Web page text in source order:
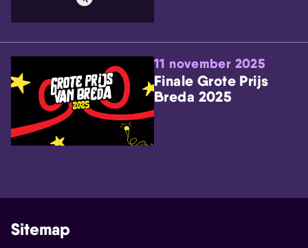
11 november 2025
Finale Grote Prijs
Breda 2025
Sitemap